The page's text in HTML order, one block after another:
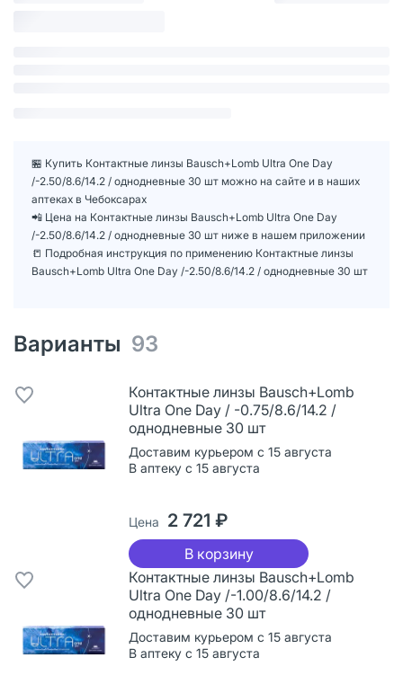
🏪 Купить Контактные линзы Bausch+Lomb Ultra One Day
/-2.50/8.6/14.2 / однодневные 30 шт можно на сайте и в наших
аптеках в Чебоксарах
📲 Цена на Контактные линзы Bausch+Lomb Ultra One Day
/-2.50/8.6/14.2 / однодневные 30 шт ниже в нашем приложении
📒 Подробная инструкция по применению Контактные линзы
Bausch+Lomb Ultra One Day /-2.50/8.6/14.2 / однодневные 30 шт
Варианты 93
Контактные линзы Bausch+Lomb
Ultra One Day / -0.75/8.6/14.2 /
однодневные 30 шт
Доставим курьером с 15 августа
В аптеку с 15 августа
Цена 2 721 ₽
В корзину
Контактные линзы Bausch+Lomb
Ultra One Day /-1.00/8.6/14.2 /
однодневные 30 шт
Доставим курьером с 15 августа
В аптеку с 15 августа